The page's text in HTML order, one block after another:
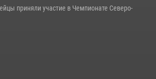
приняли участие в Чемпионате Северо-